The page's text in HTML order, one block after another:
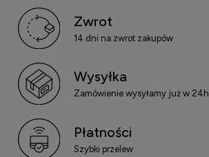
Zwrot
14 dni na zwrot zakupów
Wysyłka
Zamówienie wysyłamy już w 24h
Płatności
Szybki przelew